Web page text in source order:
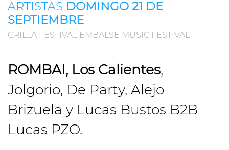
ARTISTAS DOMINGO 21 DE
SEPTIEMBRE
GRILLA FESTIVAL EMBALSE MUSIC FESTIVAL
ROMBAI, Los Calientes,
Jolgorio, De Party, Alejo
Brizuela y Lucas Bustos B2B
Lucas PZO.